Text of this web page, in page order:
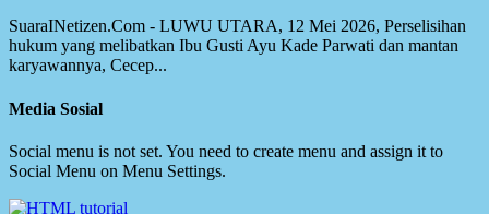
SuaraINetizen.Com - LUWU UTARA, 12 Mei 2026, Perselisihan
hukum yang melibatkan Ibu Gusti Ayu Kade Parwati dan mantan
karyawannya, Cecep...
Media Sosial
Social menu is not set. You need to create menu and assign it to
Social Menu on Menu Settings.